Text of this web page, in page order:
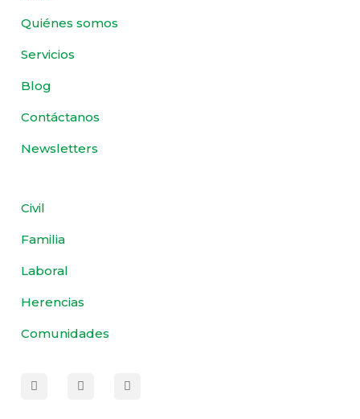
Quiénes somos
Servicios
Blog
Contáctanos
Newsletters
Civil
Familia
Laboral
Herencias
Comunidades